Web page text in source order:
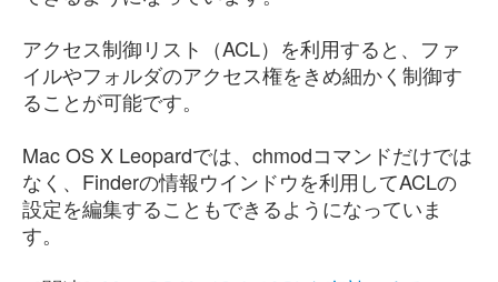
アクセス制御リスト（ACL）を利用すると、ファ
イルやフォルダのアクセス権をきめ細かく制御す
ることが可能です。
Mac OS X Leopardでは、chmodコマンドだけでは
なく、Finderの情報ウインドウを利用してACLの
設定を編集することもできるようになっていま
す。